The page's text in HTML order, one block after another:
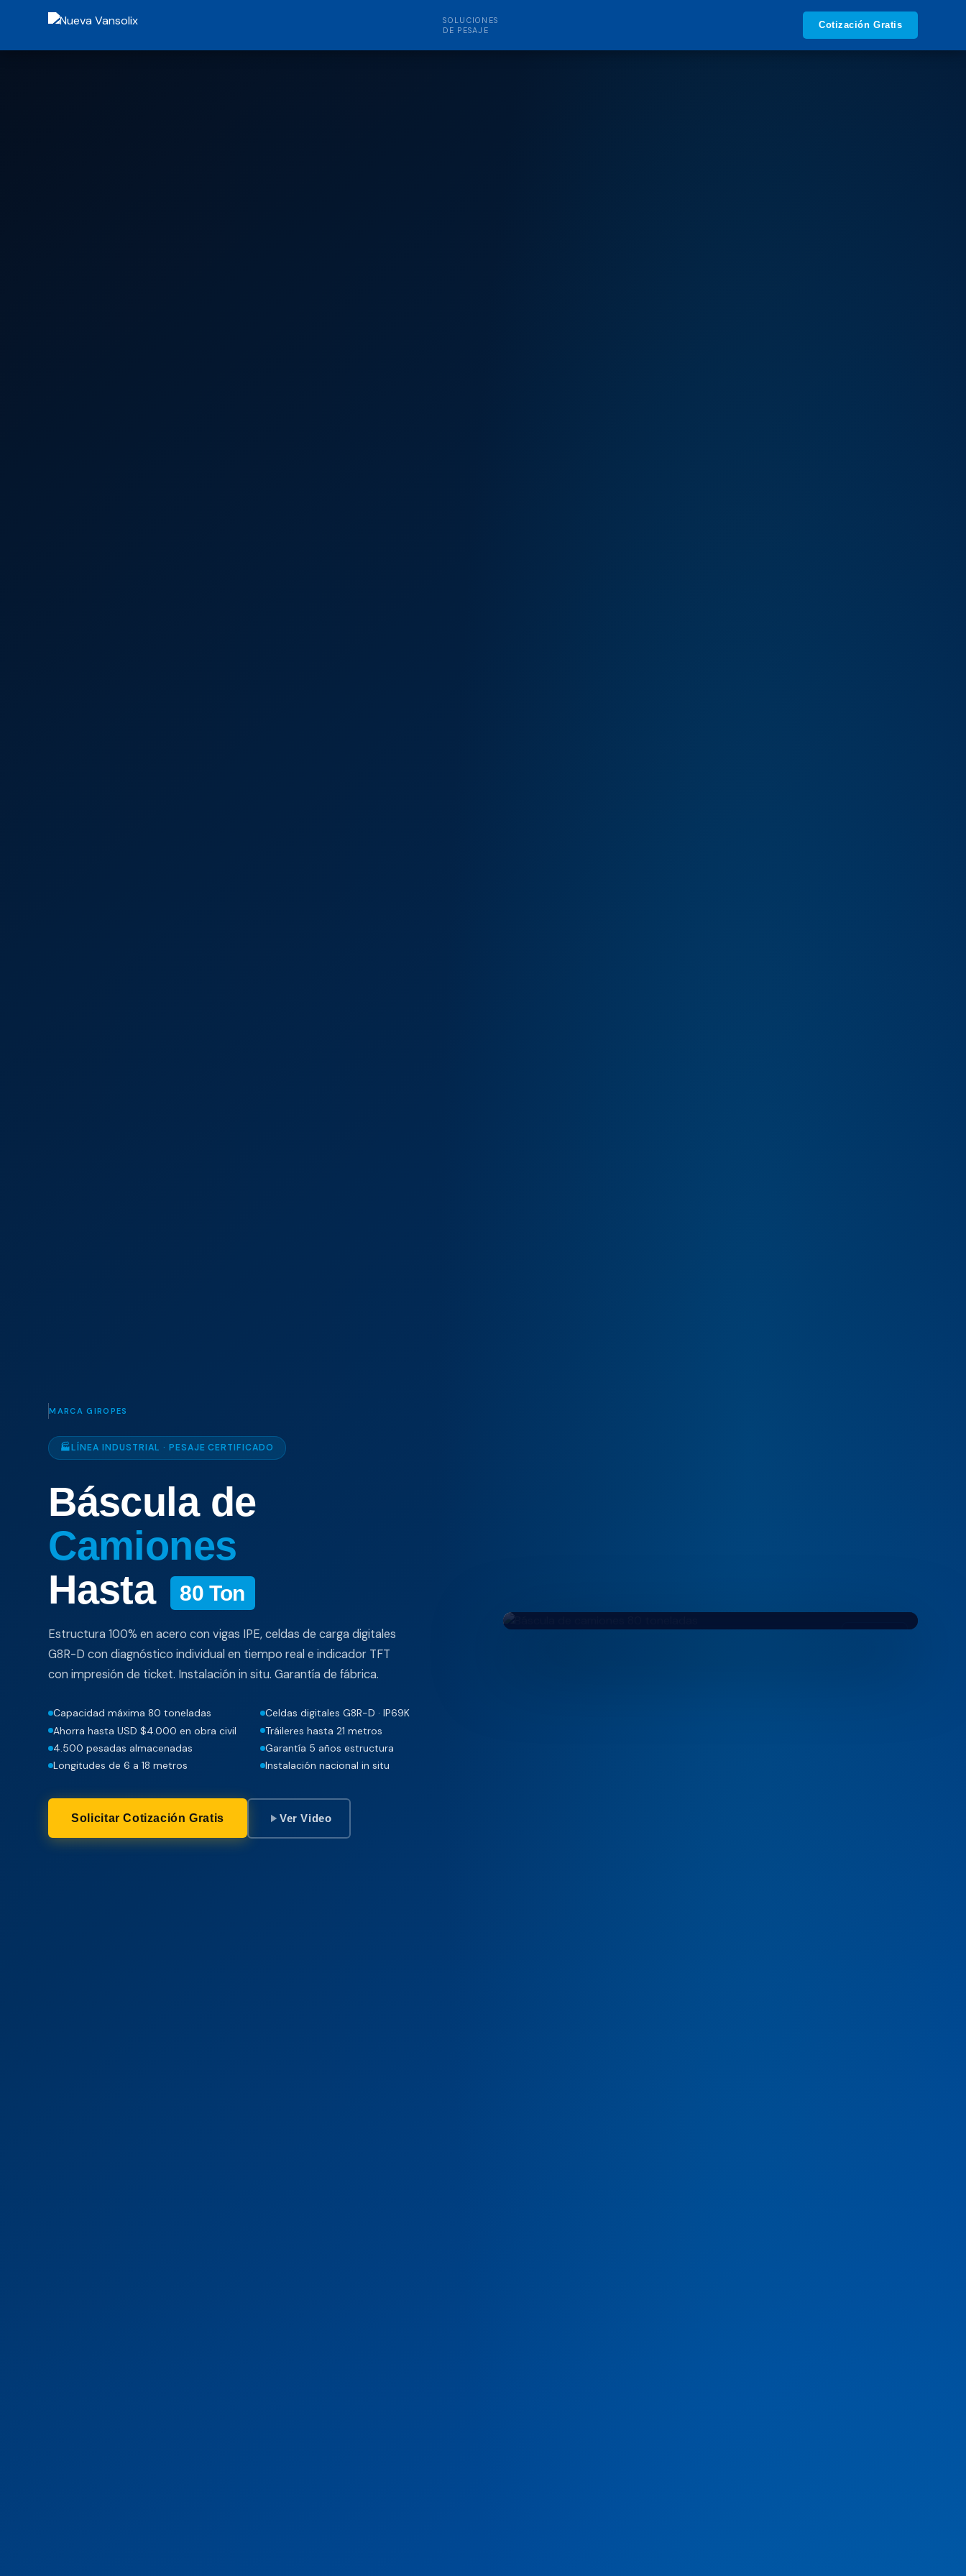
SOLUCIONES
DE PESAJE
Cotización Gratis
MARCA GIROPES
🏭LÍNEA INDUSTRIAL · PESAJE CERTIFICADO
Báscula de
Camiones
Hasta
80 Ton
Estructura 100% en acero con vigas IPE, celdas de carga digitales
G8R-D con diagnóstico individual en tiempo real e indicador TFT
con impresión de ticket. Instalación in situ. Garantía de fábrica.
Capacidad máxima 80 toneladas
Celdas digitales G8R-D · IP69K
Ahorra hasta USD $4.000 en obra civil
Tráileres hasta 21 metros
4.500 pesadas almacenadas
Garantía 5 años estructura
Longitudes de 6 a 18 metros
Instalación nacional in situ
Solicitar Cotización Gratis Ver Video